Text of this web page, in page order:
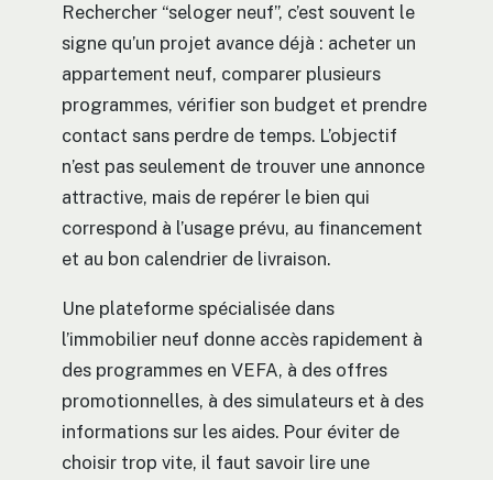
Rechercher “seloger neuf”, c’est souvent le
signe qu’un projet avance déjà : acheter un
appartement neuf, comparer plusieurs
programmes, vérifier son budget et prendre
contact sans perdre de temps. L’objectif
n’est pas seulement de trouver une annonce
attractive, mais de repérer le bien qui
correspond à l’usage prévu, au financement
et au bon calendrier de livraison.
Une plateforme spécialisée dans
l’immobilier neuf donne accès rapidement à
des programmes en VEFA, à des offres
promotionnelles, à des simulateurs et à des
informations sur les aides. Pour éviter de
choisir trop vite, il faut savoir lire une